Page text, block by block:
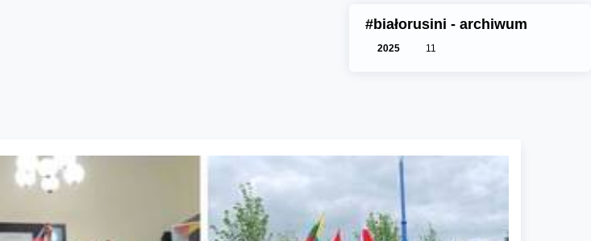
#białorusini - archiwum
2025 11